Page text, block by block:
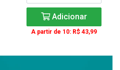
Adicionar
A partir de 10: R$ 43,99